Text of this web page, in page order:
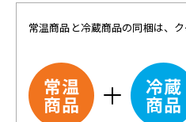
常温商品と冷蔵商品の同梱は、